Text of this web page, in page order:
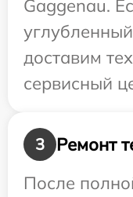
Gaggenau.
доставим
сервисный
3
Ремонт
После